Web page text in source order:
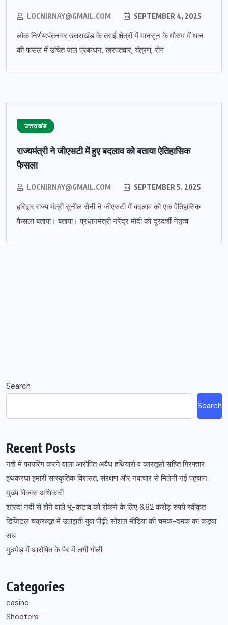
LOCNIRNAY@GMAIL.COM SEPTEMBER 4, 2025
लोक निर्णय:पंतनगर:उत्तराखंड के तराई क्षेत्रों में मानसून के मौसम में धान
की फसल में उचित जल प्रबन्धन, खरपतवार, यंत्रण, रोग
उत्तराखंड
राज्यमंत्री ने जीएसटी में हुए बदलाव को बताया ऐतिहासिक
फैसला
LOCNIRNAY@GMAIL.COM SEPTEMBER 5, 2025
हरिद्वार:राज्य मंत्री सुनील सैनी ने जीएसटी में बदलाव को एक ऐतिहासिक
फैसला बताया। बताया। प्रधानमंत्री नरेंद्र मोदी को दूरदर्शी नेतृत्व
Search
Search
Recent Posts
नशे में फायरिंग करने वाला आरोपित अवैध हथियारों व कारतूसों सहित गिरफ्तार
हथकरघा हमारी सांस्कृतिक विरासत, संरक्षण और नवाचार से मिलेगी नई पहचान:
मुख्य विकास अधिकारी
शारदा नदी से होने वाले भू-कटाव को रोकने के लिए 6.82 करोड़ रुपये स्वीकृत
डिजिटल चक्रव्यूह में उलझती युवा पीढ़ी: सोशल मीडिया की चमक-दमक का कड़वा
सच
मुठभेड़ में आरोपित के पैर में लगी गोली
Categories
casino
Shooters